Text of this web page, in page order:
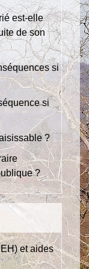
est-elle
de son
si
si
?
?
et aides